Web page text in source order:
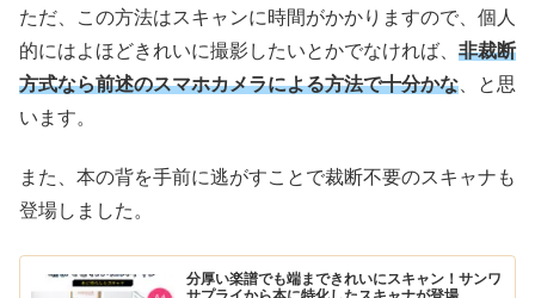
ただ、この方法はスキャンに時間がかかりますので、個人
的にはよほどきれいに撮影したいとかでなければ、 非裁断
方式なら前述のスマホカメラによる方法で十分かな 、と思
います。
また、本の背を手前に逃がすことで裁断不要のスキャナも
登場しました。
分厚い楽譜でも端まできれいにスキャン！サンワ